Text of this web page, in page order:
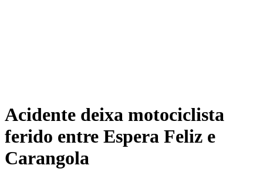
Acidente deixa motociclista
ferido entre Espera Feliz e
Carangola